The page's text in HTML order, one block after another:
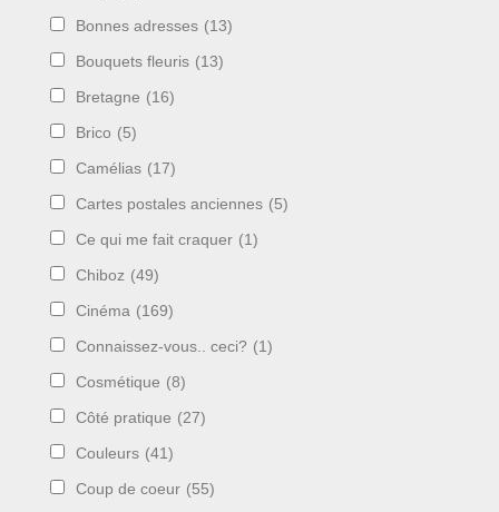
Bonnes adresses (13)
Bouquets fleuris (13)
Bretagne (16)
Brico (5)
Camélias (17)
Cartes postales anciennes (5)
Ce qui me fait craquer (1)
Chiboz (49)
Cinéma (169)
Connaissez-vous.. ceci? (1)
Cosmétique (8)
Côté pratique (27)
Couleurs (41)
Coup de coeur (55)